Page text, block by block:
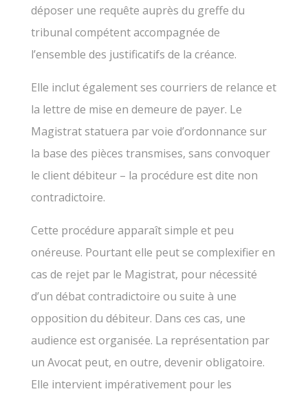
déposer une requête auprès du greffe du
tribunal compétent accompagnée de
l’ensemble des justificatifs de la créance.
Elle inclut également ses courriers de relance et
la lettre de mise en demeure de payer. Le
Magistrat statuera par voie d’ordonnance sur
la base des pièces transmises, sans convoquer
le client débiteur – la procédure est dite non
contradictoire.
Cette procédure apparaît simple et peu
onéreuse. Pourtant elle peut se complexifier en
cas de rejet par le Magistrat, pour nécessité
d’un débat contradictoire ou suite à une
opposition du débiteur. Dans ces cas, une
audience est organisée. La représentation par
un Avocat peut, en outre, devenir obligatoire.
Elle intervient impérativement pour les